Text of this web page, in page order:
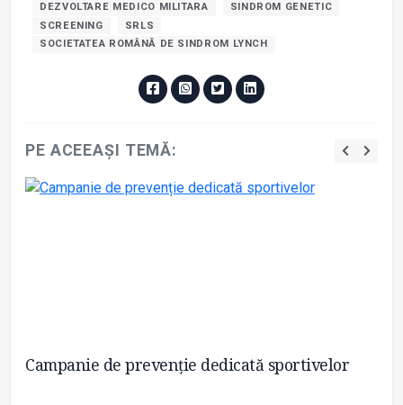
DEZVOLTARE MEDICO MILITARA
SINDROM GENETIC
SCREENING
SRLS
SOCIETATEA ROMÂNĂ DE SINDROM LYNCH
PE ACEEAȘI TEMĂ:
Campanie de prevenție dedicată sportivelor